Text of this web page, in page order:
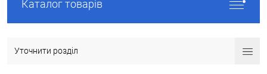
Каталог товарів
Уточнити розділ